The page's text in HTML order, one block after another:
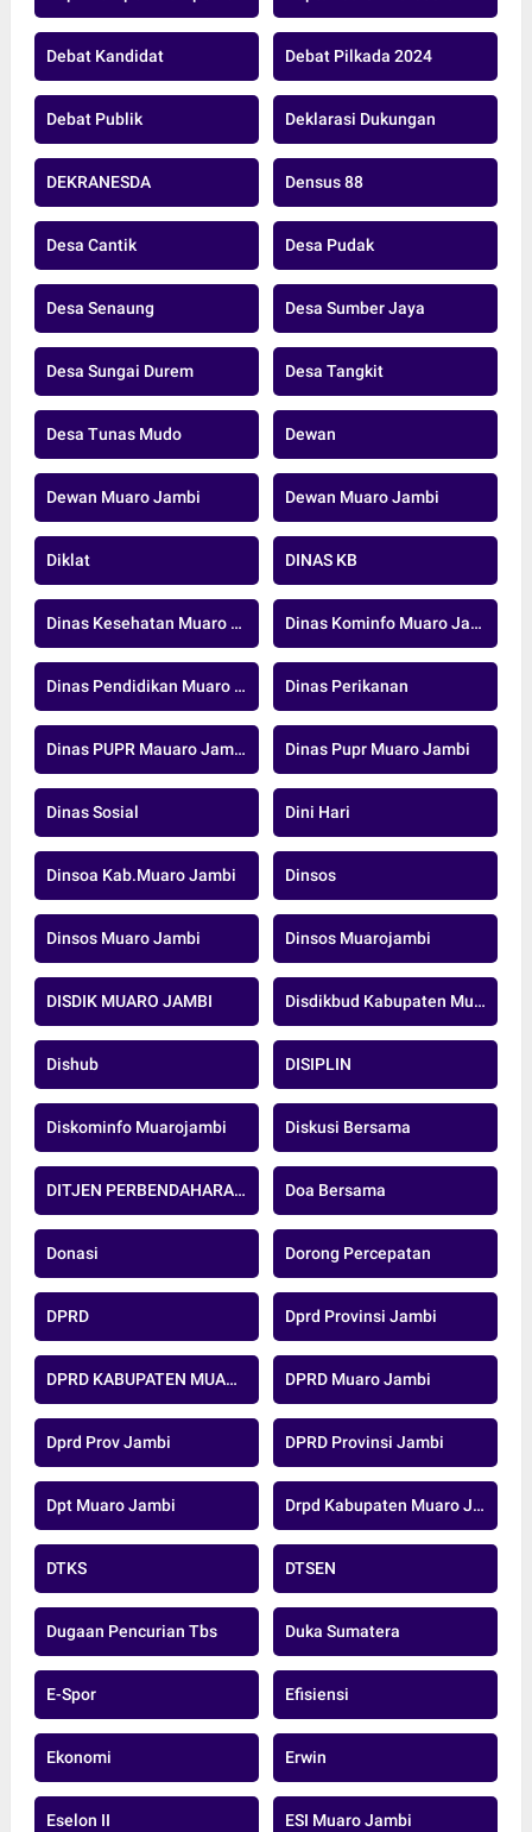
Debat Kandidat Debat Pilkada 2024
Debat Publik Deklarasi Dukungan
DEKRANESDA Densus 88
Desa Cantik Desa Pudak
Desa Senaung Desa Sumber Jaya
Desa Sungai Durem Desa Tangkit
Desa Tunas Mudo Dewan
Dewan Muaro Jambi Dewan Muaro Jambi
Diklat DINAS KB
Dinas Kesehatan Muaro Jambi Dinas Kominfo Muaro Jambi
Dinas Pendidikan Muaro Jambi Dinas Perikanan
Dinas PUPR Mauaro Jambi Dinas Pupr Muaro Jambi
Dinas Sosial Dini Hari
Dinsoa Kab.Muaro Jambi Dinsos
Dinsos Muaro Jambi Dinsos Muarojambi
DISDIK MUARO JAMBI Disdikbud Kabupaten Muaro Jambi
Dishub DISIPLIN
Diskominfo Muarojambi Diskusi Bersama
DITJEN PERBENDAHARAAN Doa Bersama
Donasi Dorong Percepatan
DPRD Dprd Provinsi Jambi
DPRD KABUPATEN MUARO JAMBI DPRD Muaro Jambi
Dprd Prov Jambi DPRD Provinsi Jambi
Dpt Muaro Jambi Drpd Kabupaten Muaro Jambi
DTKS DTSEN
Dugaan Pencurian Tbs Duka Sumatera
E-Spor Efisiensi
Ekonomi Erwin
Eselon II ESI Muaro Jambi